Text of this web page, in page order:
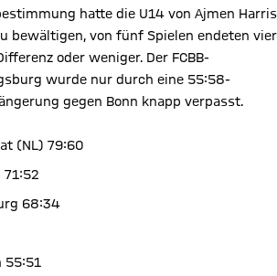
hatte die U14 von Ajmen Harris
bewältigen, von fünf Spielen endeten vier
oder weniger. Der FCBB-
wurde nur durch eine 55:58-
gegen Bonn knapp verpasst.
(NL) 79:60
71:52
68:34
55:51